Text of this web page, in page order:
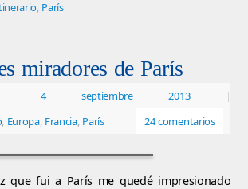
, París
miradores de París
| 4 septiembre 2013
|
, Europa, Francia, París 24 comentarios
que fui a París me quedé impresionado